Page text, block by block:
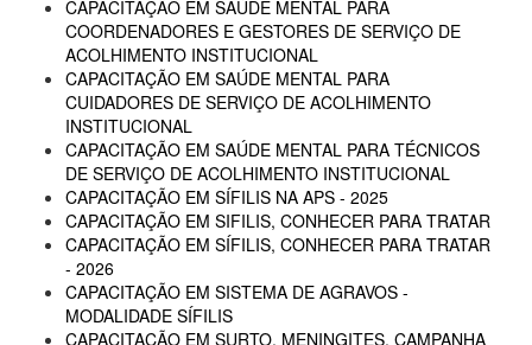
CAPACITAÇÃO EM SAÚDE MENTAL PARA
COORDENADORES E GESTORES DE SERVIÇO DE
ACOLHIMENTO INSTITUCIONAL
CAPACITAÇÃO EM SAÚDE MENTAL PARA
CUIDADORES DE SERVIÇO DE ACOLHIMENTO
INSTITUCIONAL
CAPACITAÇÃO EM SAÚDE MENTAL PARA TÉCNICOS
DE SERVIÇO DE ACOLHIMENTO INSTITUCIONAL
CAPACITAÇÃO EM SÍFILIS NA APS - 2025
CAPACITAÇÃO EM SIFILIS, CONHECER PARA TRATAR
CAPACITAÇÃO EM SÍFILIS, CONHECER PARA TRATAR
- 2026
CAPACITAÇÃO EM SISTEMA DE AGRAVOS -
MODALIDADE SÍFILIS
CAPACITAÇÃO EM SURTO, MENINGITES, CAMPANHA